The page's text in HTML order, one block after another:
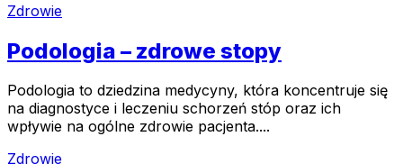
Zdrowie
Podologia – zdrowe stopy
Podologia to dziedzina medycyny, która koncentruje się
na diagnostyce i leczeniu schorzeń stóp oraz ich
wpływie na ogólne zdrowie pacjenta....
Zdrowie